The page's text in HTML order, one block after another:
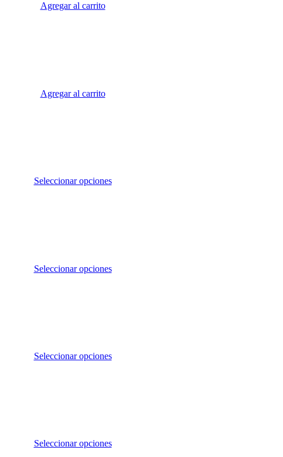
Agregar al carrito
Agregar al carrito
Seleccionar opciones
Seleccionar opciones
Seleccionar opciones
Seleccionar opciones